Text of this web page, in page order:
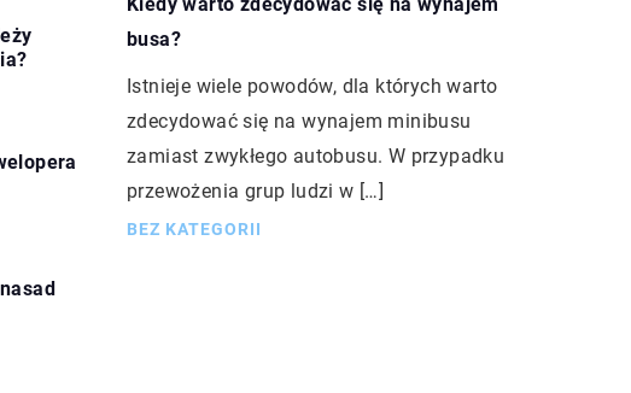
busa?
Istnieje wiele powodów, dla których warto
zdecydować się na wynajem minibusu
zamiast zwykłego autobusu. W przypadku
przewożenia grup ludzi w […]
BEZ KATEGORII